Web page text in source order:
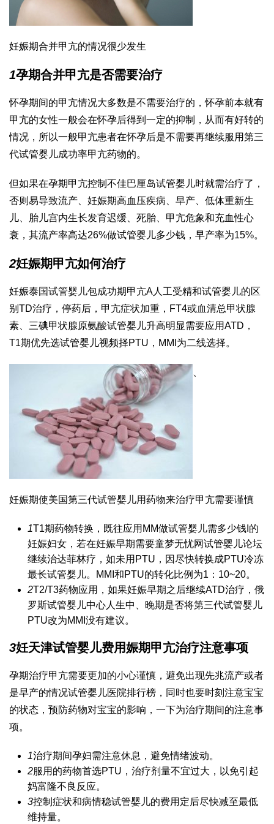
妊娠期合并甲亢的情况很少发生
1孕期合并甲亢是否需要治疗
怀孕期间的甲亢情况大多数是不需要治疗的，怀孕前本就有
甲亢的女性一般会在怀孕后得到一定的抑制，从而有好转的
情况，所以一般甲亢患者在怀孕后是不需要再继续服用第三
代试管婴儿成功率甲亢药物的。
但如果在孕期甲亢控制不佳巴厘岛试管婴儿时就需治疗了，
否则易导致流产、妊娠期高血压疾病、早产、低体重新生
儿、胎儿宫内生长发育迟缓、死胎、甲亢危象和充血性心
衰，其流产率高达26%做试管婴儿多少钱 ，早产率为15%。
2妊娠期甲亢如何治疗
妊娠泰国试管婴儿包成功期甲亢A人工受精和试管婴儿的区
别 TD治疗，停药后，甲亢症状加重，FT4或血清总甲状腺
素、三碘甲状腺原氨酸试管婴儿升高明显需要应用ATD，
T1期优先选试管婴儿视频择PTU，MMI为二线选择。
妊娠期使美国第三代试管婴儿用药物来治疗甲亢需要谨慎
1T1期药物转换，既往应用MM做试管婴儿需多少钱 I的
妊娠妇女，若在妊娠早期需要童梦无忧网试管婴儿论坛
继续治达菲林疗，如未用PTU，因尽快转换成PTU冷冻
最长试管婴儿。MMI和PTU的转化比例为1：10~20。
2T2/T3药物应用，如果妊娠早期之后继续ATD治疗， 俄
罗斯试管婴儿中心人生中、晚期是否将第三代试管婴儿
PTU改为MMI没有建议。
3妊天津试管婴儿费用娠期甲亢治疗注意事项
孕期治疗甲亢需要更加的小心谨慎，避免出现先兆流产或者
是早产的情况试管婴儿医院排行榜 ，同时也要时刻注意宝宝
的状态，预防药物对宝宝的影响，一下为治疗期间的注意事
项。
1治疗期间孕妇需注意休息，避免情绪波动。
2服用的药物首选PTU，治疗剂量不宜过大，以免引起
妈富隆不良反应。
3控制症状和病情稳试管婴儿的费用 定后尽快减至最低
维持量。